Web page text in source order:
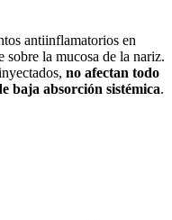
antiinflamatorios en
sobre la mucosa de la nariz.
no afectan todo
baja absorción sistémica.